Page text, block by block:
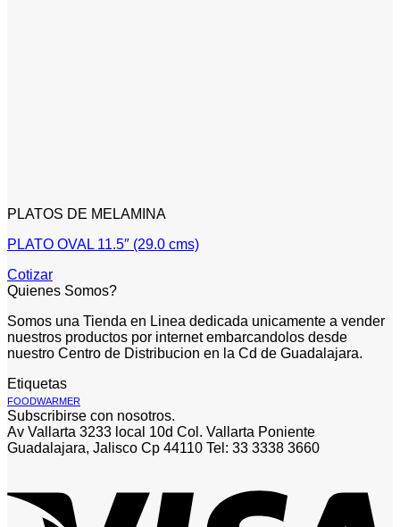
PLATOS DE MELAMINA
PLATO OVAL 11.5″ (29.0 cms)
Cotizar
Quienes Somos?
Somos una Tienda en Linea dedicada unicamente a vender
nuestros productos por internet embarcandolos desde
nuestro Centro de Distribucion en la Cd de Guadalajara.
Etiquetas
FOODWARMER
Subscribirse con nosotros.
Av Vallarta 3233 local 10d Col. Vallarta Poniente
Guadalajara, Jalisco Cp 44110 Tel: 33 3338 3660